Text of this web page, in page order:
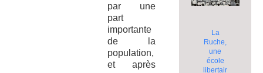
par une
part
importante
de la
population,
et après
La
Ruche,
une
école
libertair